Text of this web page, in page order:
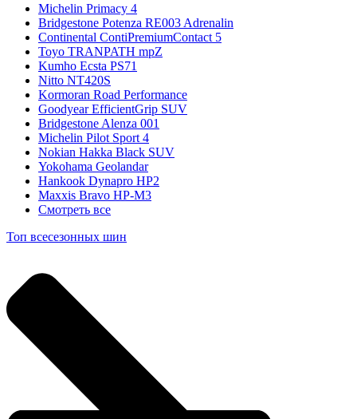
Michelin Primacy 4
Bridgestone Potenza RE003 Adrenalin
Continental ContiPremiumContact 5
Toyo TRANPATH mpZ
Kumho Ecsta PS71
Nitto NT420S
Kormoran Road Performance
Goodyear EfficientGrip SUV
Bridgestone Alenza 001
Michelin Pilot Sport 4
Nokian Hakka Black SUV
Yokohama Geolandar
Hankook Dynapro HP2
Maxxis Bravo HP-M3
Смотреть все
Топ всесезонных шин